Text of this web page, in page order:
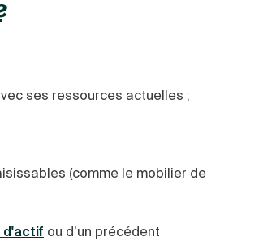
ses ressources actuelles ;
(comme le mobilier de
d'actif ou d’un précédent